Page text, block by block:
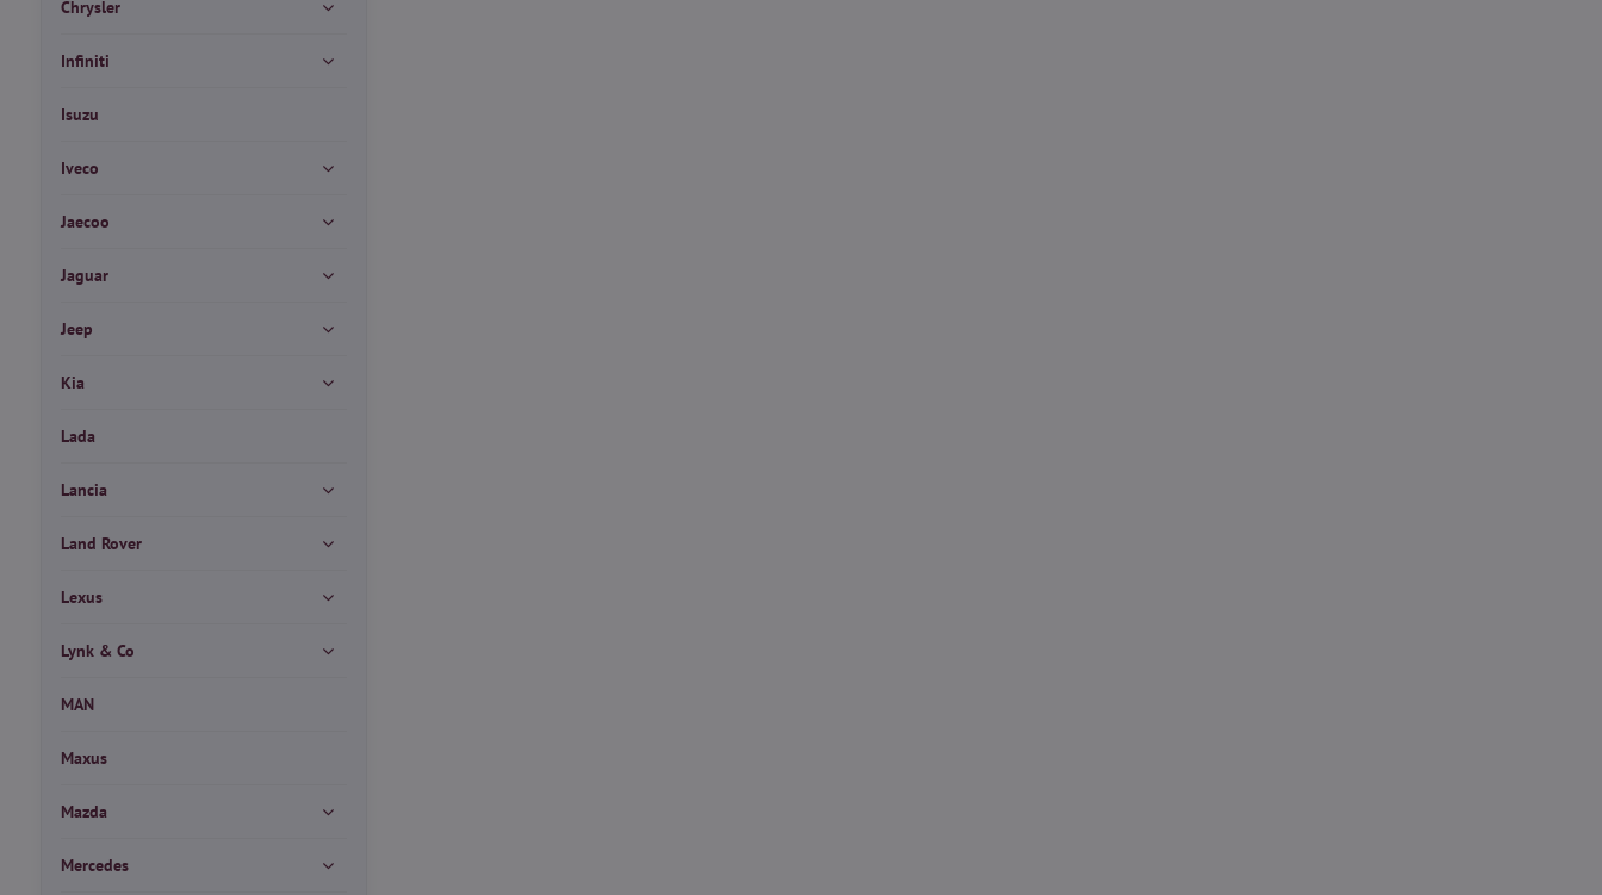
Chrysler
Infiniti
Isuzu
Iveco
Jaecoo
Jaguar
Jeep
Kia
Lada
Lancia
Land Rover
Lexus
Lynk & Co
MAN
Maxus
Mazda
Mercedes